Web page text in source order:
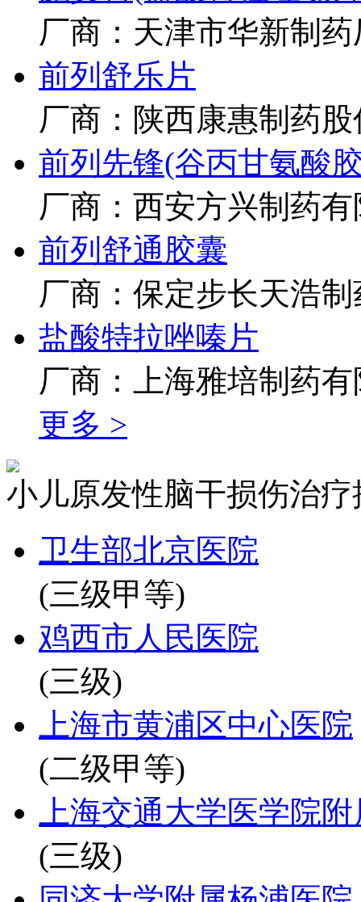
厂商：天津市华新制药
前列舒乐片
厂商：陕西康惠制药
前列先锋(谷丙甘氨酸
厂商：西安方兴制药
前列舒通胶囊
厂商：保定步长天浩
盐酸特拉唑嗪片
厂商：上海雅培制药
更多 >
小儿原发性脑干损伤治
卫生部北京医院
(三级甲等)
鸡西市人民医院
(三级)
上海市黄浦区中心医院
(二级甲等)
上海交通大学医学院
(三级)